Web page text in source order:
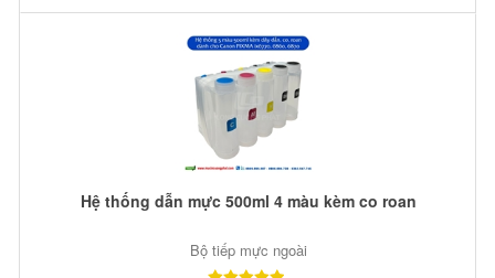
Hệ thống dẫn mực 500ml 4 màu kèm co roan
Bộ tiếp mực ngoài